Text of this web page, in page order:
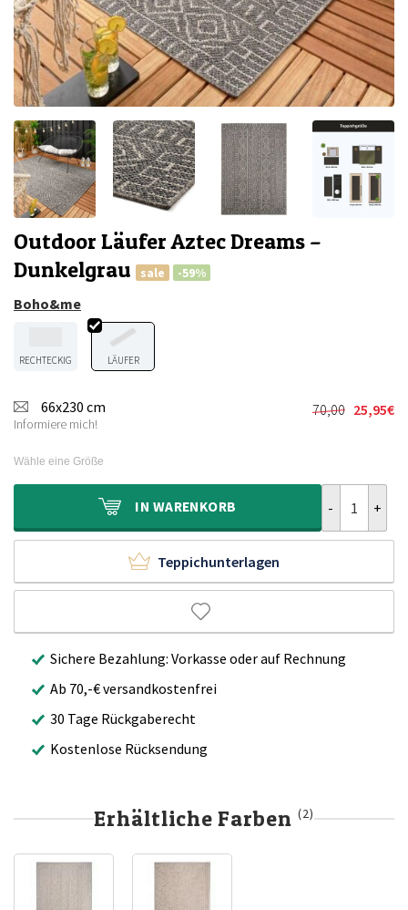
Outdoor Läufer Aztec Dreams –
Dunkelgrau
sale -59%
Boho&me
RECHTECKIG LÄUFER
66x230 cm
Informiere mich!
70,00 25,95€
Aktueller
Wähle eine Größe
IN WARENKORB
Teppichunterlagen
Sichere Bezahlung: Vorkasse oder auf Rechnung
Ab 70,-€ versandkostenfrei
30 Tage Rückgaberecht
Kostenlose Rücksendung
Erhältliche Farben(2)